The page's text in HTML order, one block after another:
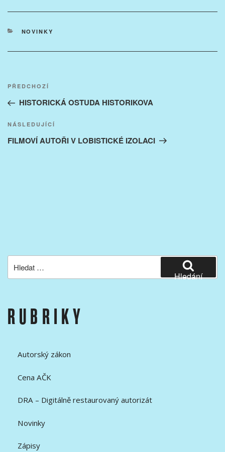
RUBRIKY
NOVINKY
Navigace
příspěvek
Předchozí
příspěvek
PŘEDCHOZÍ
HISTORICKÁ OSTUDA HISTORIKOVA
Následující
příspěvek
NÁSLEDUJÍCÍ
FILMOVÍ AUTOŘI V LOBISTICKÉ IZOLACI
Hledání
RUBRIKY
Autorský zákon
Cena AČK
DRA – Digitálně restaurovaný autorizát
Novinky
Zápisy